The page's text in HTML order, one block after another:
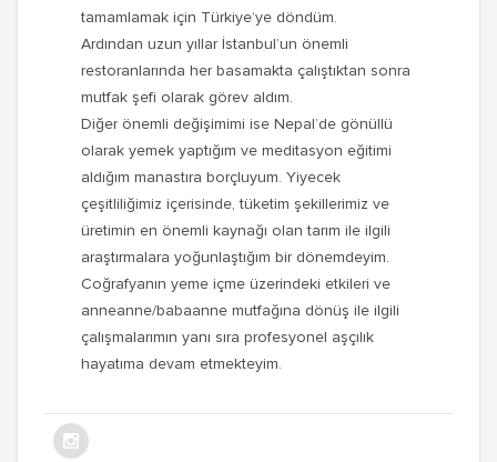
tamamlamak için Türkiye’ye döndüm.
Ardından uzun yıllar İstanbul’un önemli
restoranlarında her basamakta çalıştıktan sonra
mutfak şefi olarak görev aldım.
Diğer önemli değişimimi ise Nepal’de gönüllü
olarak yemek yaptığım ve meditasyon eğitimi
aldığım manastıra borçluyum. Yiyecek
çeşitliliğimiz içerisinde, tüketim şekillerimiz ve
üretimin en önemli kaynağı olan tarım ile ilgili
araştırmalara yoğunlaştığım bir dönemdeyim.
Coğrafyanın yeme içme üzerindeki etkileri ve
anneanne/babaanne mutfağına dönüş ile ilgili
çalışmalarımın yanı sıra profesyonel aşçılık
hayatıma devam etmekteyim.